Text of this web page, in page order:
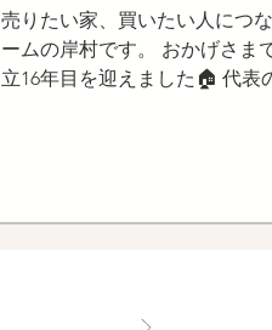
売りたい家、買いたい人につ
ームの岸村です。 おかげさま
立16年目を迎えました🏠 代表